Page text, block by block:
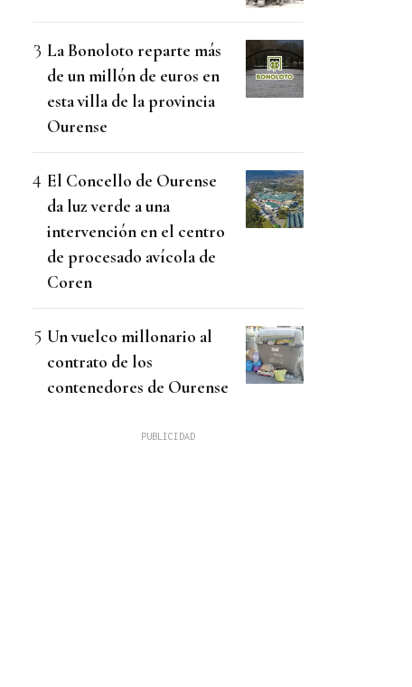
La Bonoloto reparte más
de un millón de euros en
esta villa de la provincia
Ourense
El Concello de Ourense
da luz verde a una
intervención en el centro
de procesado avícola de
Coren
Un vuelco millonario al
contrato de los
contenedores de Ourense